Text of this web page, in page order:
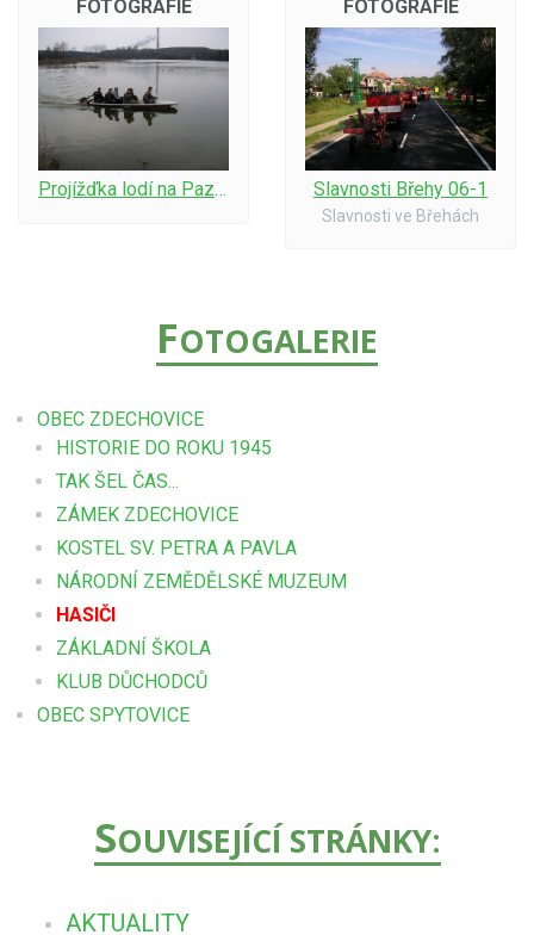
FOTOGRAFIE
Projížďka lodí na Pazderně
FOTOGRAFIE
Slavnosti Břehy 06-1
Slavnosti ve Břehách
FOTOGALERIE
OBEC ZDECHOVICE
HISTORIE DO ROKU 1945
TAK ŠEL ČAS...
ZÁMEK ZDECHOVICE
KOSTEL SV. PETRA A PAVLA
NÁRODNÍ ZEMĚDĚLSKÉ MUZEUM
HASIČI
ZÁKLADNÍ ŠKOLA
KLUB DŮCHODCŮ
OBEC SPYTOVICE
SOUVISEJÍCÍ STRÁNKY:
AKTUALITY